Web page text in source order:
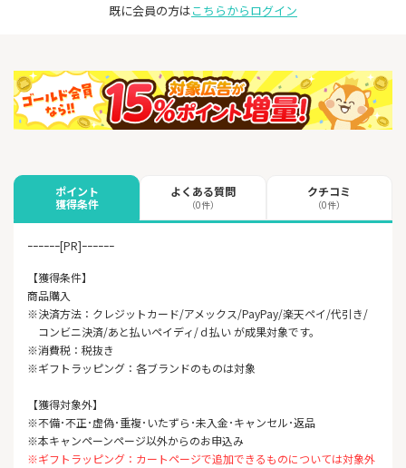
既に会員の方はこちらからログイン
ポイント
獲得条件
よくある質問
（0件）
クチコミ
（0件）
ｰｰｰｰｰｰ[PR]ｰｰｰｰｰｰ
【獲得条件】
商品購入
※決済方法：クレジットカード/アメックス/PayPay/楽天ペイ/代引き/
コンビニ決済/あと払いペイディ/ｄ払い が成果対象です。
※消費税：税抜き
※ギフトラッピング：各ブランドのものは対象
【獲得対象外】
※不備･不正･虚偽･重複･いたずら･未入金･キャンセル･返品
※本キャンペーンページ以外からのお申込み
※ギフトラッピング：カートページで追加できるものについては対象外